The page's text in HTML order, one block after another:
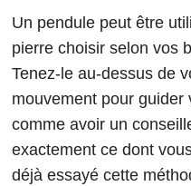
Un pendule peut être
pierre choisir selon vos
Tenez-le au-dessus de
mouvement pour guider
comme avoir un
exactement ce dont
déjà essayé cette